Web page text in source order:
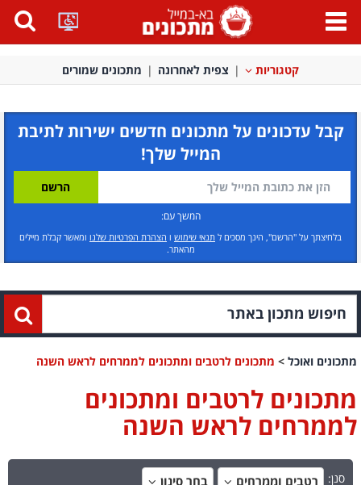
פתח
תפריט
קטגוריות צפית לאחרונה מתכונים שמורים
קבל עדכונים על מתכונים חדשים ישירות לתיבת
המייל שלך!
המשך עם:
בלחיצתך על "הרשם", הינך מסכים ל תנאי שימוש ו הצהרת הפרטיות שלנו ומאשר קבלת מיילים
מהאתר.
מתכונים ואוכל > מתכונים לרטבים ומתכונים לממרחים לראש השנה
מתכונים לרטבים ומתכונים
לממרחים לראש השנה
סנן: רטבים וממרחים בחר סינון